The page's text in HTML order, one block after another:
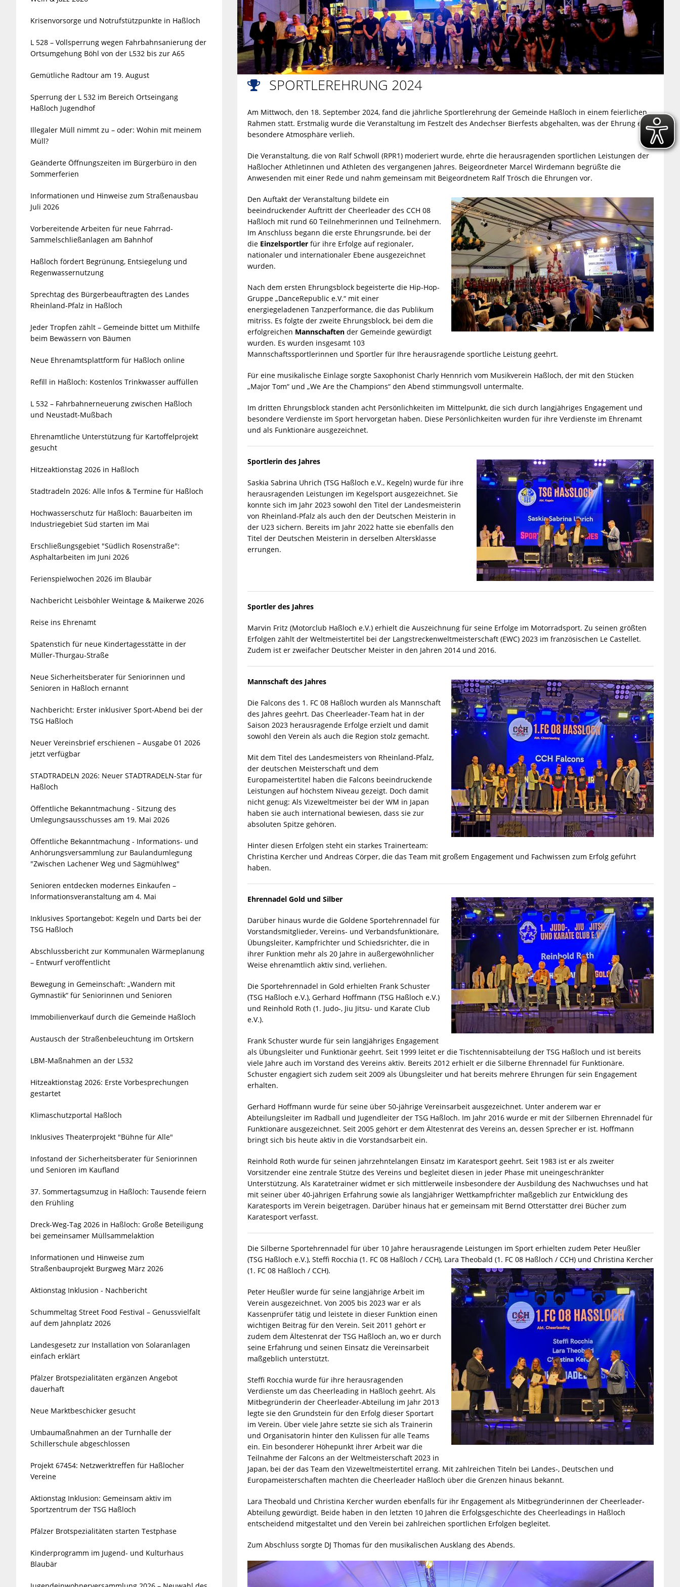
 SPORTLEREHRUNG 2024
Am Mittwoch, den 18. September 2024, fand die jährliche Sportlerehrung der Gemeinde Haßloch in einem feierlichen
Rahmen statt. Erstmalig wurde die Veranstaltung im Festzelt des Andechser Bierfests abgehalten, was der Ehrung eine
besondere Atmosphäre verlieh.
Die Veranstaltung, die von Ralf Schwoll (RPR1) moderiert wurde, ehrte die herausragenden sportlichen Leistungen der
Haßlocher Athletinnen und Athleten des vergangenen Jahres. Beigeordneter Marcel Wirdemann begrüßte die
Anwesenden mit einer Rede und nahm gemeinsam mit Beigeordnetem Ralf Trösch die Ehrungen vor.
Den Auftakt der Veranstaltung bildete ein
beeindruckender Auftritt der Cheerleader des CCH 08
Haßloch mit rund 60 Teilnehmerinnen und Teilnehmern.
Im Anschluss begann die erste Ehrungsrunde, bei der
die Einzelsportler für ihre Erfolge auf regionaler,
nationaler und internationaler Ebene ausgezeichnet
wurden.
Nach dem ersten Ehrungsblock begeisterte die Hip-Hop-
Gruppe „DanceRepublic e.V.“ mit einer
energiegeladenen Tanzperformance, die das Publikum
mitriss. Es folgte der zweite Ehrungsblock, bei dem die
erfolgreichen Mannschaften der Gemeinde gewürdigt
wurden. Es wurden insgesamt 103
Mannschaftssportlerinnen und Sportler für Ihre herausragende sportliche Leistung geehrt.
Für eine musikalische Einlage sorgte Saxophonist Charly Hennrich vom Musikverein Haßloch, der mit den Stücken
„Major Tom“ und „We Are the Champions“ den Abend stimmungsvoll untermalte.
Im dritten Ehrungsblock standen acht Persönlichkeiten im Mittelpunkt, die sich durch langjähriges Engagement und
besondere Verdienste im Sport hervorgetan haben. Diese Persönlichkeiten wurden für ihre Verdienste im Ehrenamt
und als Funktionäre ausgezeichnet.
Sportlerin des Jahres
Saskia Sabrina Uhrich (TSG Haßloch e.V., Kegeln) wurde für ihre
herausragenden Leistungen im Kegelsport ausgezeichnet. Sie
konnte sich im Jahr 2023 sowohl den Titel der Landesmeisterin
von Rheinland-Pfalz als auch den der Deutschen Meisterin in
der U23 sichern. Bereits im Jahr 2022 hatte sie ebenfalls den
Titel der Deutschen Meisterin in derselben Altersklasse
errungen.
Sportler des Jahres
Marvin Fritz (Motorclub Haßloch e.V.) erhielt die Auszeichnung für seine Erfolge im Motorradsport. Zu seinen größten
Erfolgen zählt der Weltmeistertitel bei der Langstreckenweltmeisterschaft (EWC) 2023 im französischen Le Castellet.
Zudem ist er zweifacher Deutscher Meister in den Jahren 2014 und 2016.
Mannschaft des Jahres
Die Falcons des 1. FC 08 Haßloch wurden als Mannschaft
des Jahres geehrt. Das Cheerleader-Team hat in der
Saison 2023 herausragende Erfolge erzielt und damit
sowohl den Verein als auch die Region stolz gemacht.
Mit dem Titel des Landesmeisters von Rheinland-Pfalz,
der deutschen Meisterschaft und dem
Europameistertitel haben die Falcons beeindruckende
Leistungen auf höchstem Niveau gezeigt. Doch damit
nicht genug: Als Vizeweltmeister bei der WM in Japan
haben sie auch international bewiesen, dass sie zur
absoluten Spitze gehören.
Hinter diesen Erfolgen steht ein starkes Trainerteam:
Christina Kercher und Andreas Cörper, die das Team mit großem Engagement und Fachwissen zum Erfolg geführt
haben.
Ehrennadel Gold und Silber
Darüber hinaus wurde die Goldene Sportehrennadel für
Vorstandsmitglieder, Vereins- und Verbandsfunktionäre,
Übungsleiter, Kampfrichter und Schiedsrichter, die in
ihrer Funktion mehr als 20 Jahre in außergewöhnlicher
Weise ehrenamtlich aktiv sind, verliehen.
Die Sportehrennadel in Gold erhielten Frank Schuster
(TSG Haßloch e.V.), Gerhard Hoffmann (TSG Haßloch e.V.)
und Reinhold Roth (1. Judo-, Jiu Jitsu- und Karate Club
e.V.).
Frank Schuster wurde für sein langjähriges Engagement
als Übungsleiter und Funktionär geehrt. Seit 1999 leitet er die Tischtennisabteilung der TSG Haßloch und ist bereits
viele Jahre auch im Vorstand des Vereins aktiv. Bereits 2012 erhielt er die Silberne Ehrennadel für Funktionäre.
Schuster engagiert sich zudem seit 2009 als Übungsleiter und hat bereits mehrere Ehrungen für sein Engagement
erhalten.
Gerhard Hoffmann wurde für seine über 50-jährige Vereinsarbeit ausgezeichnet. Unter anderem war er
Abteilungsleiter im Radball und Jugendleiter der TSG Haßloch. Im Jahr 2016 wurde er mit der Silbernen Ehrennadel für
Funktionäre ausgezeichnet. Seit 2005 gehört er dem Ältestenrat des Vereins an, dessen Sprecher er ist. Hoffmann
bringt sich bis heute aktiv in die Vorstandsarbeit ein.
Reinhold Roth wurde für seinen jahrzehntelangen Einsatz im Karatesport geehrt. Seit 1983 ist er als zweiter
Vorsitzender eine zentrale Stütze des Vereins und begleitet diesen in jeder Phase mit uneingeschränkter
Unterstützung. Als Karatetrainer widmet er sich mittlerweile insbesondere der Ausbildung des Nachwuchses und hat
mit seiner über 40-jährigen Erfahrung sowie als langjähriger Wettkampfrichter maßgeblich zur Entwicklung des
Karatesports im Verein beigetragen. Darüber hinaus hat er gemeinsam mit Bernd Otterstätter drei Bücher zum
Karatesport verfasst.
Die Silberne Sportehrennadel für über 10 Jahre herausragende Leistungen im Sport erhielten zudem Peter Heußler
(TSG Haßloch e.V.), Steffi Rocchia (1. FC 08 Haßloch / CCH), Lara Theobald (1. FC 08 Haßloch / CCH) und Christina Kercher
(1. FC 08 Haßloch / CCH).
Peter Heußler wurde für seine langjährige Arbeit im
Verein ausgezeichnet. Von 2005 bis 2023 war er als
Kassenprüfer tätig und leistete in dieser Funktion einen
wichtigen Beitrag für den Verein. Seit 2011 gehört er
zudem dem Ältestenrat der TSG Haßloch an, wo er durch
seine Erfahrung und seinen Einsatz die Vereinsarbeit
maßgeblich unterstützt.
Steffi Rocchia wurde für ihre herausragenden
Verdienste um das Cheerleading in Haßloch geehrt. Als
Mitbegründerin der Cheerleader-Abteilung im Jahr 2013
legte sie den Grundstein für den Erfolg dieser Sportart
im Verein. Über viele Jahre setzte sie sich als Trainerin
und Organisatorin hinter den Kulissen für alle Teams
ein. Ein besonderer Höhepunkt ihrer Arbeit war die
Teilnahme der Falcons an der Weltmeisterschaft 2023 in
Japan, bei der das Team den Vizeweltmeistertitel errang. Mit zahlreichen Titeln bei Landes-, Deutschen und
Europameisterschaften machten die Cheerleader Haßloch über die Grenzen hinaus bekannt.
Lara Theobald und Christina Kercher wurden ebenfalls für ihr Engagement als Mitbegründerinnen der Cheerleader-
Abteilung gewürdigt. Beide haben in den letzten 10 Jahren die Erfolgsgeschichte des Cheerleadings in Haßloch
entscheidend mitgestaltet und den Verein bei zahlreichen sportlichen Erfolgen begleitet.
Zum Abschluss sorgte DJ Thomas für den musikalischen Ausklang des Abends.
Krisenvorsorge und Notrufstützpunkte in Haßloch
L 528 – Vollsperrung wegen Fahrbahnsanierung der
Ortsumgehung Böhl von der L532 bis zur A65
Gemütliche Radtour am 19. August
Sperrung der L 532 im Bereich Ortseingang
Haßloch Jugendhof
Illegaler Müll nimmt zu – oder: Wohin mit meinem
Müll?
Geänderte Öffnungszeiten im Bürgerbüro in den
Sommerferien
Informationen und Hinweise zum Straßenausbau
Juli 2026
Vorbereitende Arbeiten für neue Fahrrad-
Sammelschließanlagen am Bahnhof
Haßloch fördert Begrünung, Entsiegelung und
Regenwassernutzung
Sprechtag des Bürgerbeauftragten des Landes
Rheinland-Pfalz in Haßloch
Jeder Tropfen zählt – Gemeinde bittet um Mithilfe
beim Bewässern von Bäumen
Neue Ehrenamtsplattform für Haßloch online
Refill in Haßloch: Kostenlos Trinkwasser auffüllen
L 532 – Fahrbahnerneuerung zwischen Haßloch
und Neustadt-Mußbach
Ehrenamtliche Unterstützung für Kartoffelprojekt
gesucht
Hitzeaktionstag 2026 in Haßloch
Stadtradeln 2026: Alle Infos & Termine für Haßloch
Hochwasserschutz für Haßloch: Bauarbeiten im
Industriegebiet Süd starten im Mai
Erschließungsgebiet "Südlich Rosenstraße":
Asphaltarbeiten im Juni 2026
Ferienspielwochen 2026 im Blaubär
Nachbericht Leisböhler Weintage & Maikerwe 2026
Reise ins Ehrenamt
Spatenstich für neue Kindertagesstätte in der
Müller-Thurgau-Straße
Neue Sicherheitsberater für Seniorinnen und
Senioren in Haßloch ernannt
Nachbericht: Erster inklusiver Sport-Abend bei der
TSG Haßloch
Neuer Vereinsbrief erschienen – Ausgabe 01 2026
jetzt verfügbar
STADTRADELN 2026: Neuer STADTRADELN-Star für
Haßloch
Öffentliche Bekanntmachung - Sitzung des
Umlegungsausschusses am 19. Mai 2026
Öffentliche Bekanntmachung - Informations- und
Anhörungsversammlung zur Baulandumlegung
"Zwischen Lachener Weg und Sägmühlweg"
Senioren entdecken modernes Einkaufen –
Informationsveranstaltung am 4. Mai
Inklusives Sportangebot: Kegeln und Darts bei der
TSG Haßloch
Abschlussbericht zur Kommunalen Wärmeplanung
– Entwurf veröffentlicht
Bewegung in Gemeinschaft: „Wandern mit
Gymnastik“ für Seniorinnen und Senioren
Immobilienverkauf durch die Gemeinde Haßloch
Austausch der Straßenbeleuchtung im Ortskern
LBM-Maßnahmen an der L532
Hitzeaktionstag 2026: Erste Vorbesprechungen
gestartet
Klimaschutzportal Haßloch
Inklusives Theaterprojekt "Bühne für Alle"
Infostand der Sicherheitsberater für Seniorinnen
und Senioren im Kaufland
37. Sommertagsumzug in Haßloch: Tausende feiern
den Frühling
Dreck-Weg-Tag 2026 in Haßloch: Große Beteiligung
bei gemeinsamer Müllsammelaktion
Informationen und Hinweise zum
Straßenbauprojekt Burgweg März 2026
Aktionstag Inklusion - Nachbericht
Schummeltag Street Food Festival – Genussvielfalt
auf dem Jahnplatz 2026
Landesgesetz zur Installation von Solaranlagen
einfach erklärt
Pfälzer Brotspezialitäten ergänzen Angebot
dauerhaft
Neue Marktbeschicker gesucht
Umbaumaßnahmen an der Turnhalle der
Schillerschule abgeschlossen
Projekt 67454: Netzwerktreffen für Haßlocher
Vereine
Aktionstag Inklusion: Gemeinsam aktiv im
Sportzentrum der TSG Haßloch
Pfälzer Brotspezialitäten starten Testphase
Kinderprogramm im Jugend- und Kulturhaus
Blaubär